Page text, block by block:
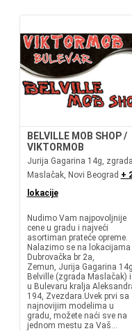
BELVILLE MOB SHOP /
VIKTORMOB
Jurija Gagarina 14g, zgrada
Maslačak, Novi Beograd +
lokacije
Nudimo Vam najpovoljnije
cene u gradu i najveći
asortiman prateće opreme.
Nalazimo se na lokacijama
Dubrovačka br 2a,
Zemun, Jurija Gagarina
Belville (zgrada Maslačak) i
u Bulevaru kralja
194, Zvezdara.Uvek prvi sa
najnovijim modelima u
gradu, možete naći sve na
jednom mestu za Vaš...